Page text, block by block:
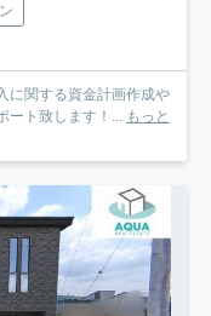
に関する資金計画作成や
ート致します！... もっと